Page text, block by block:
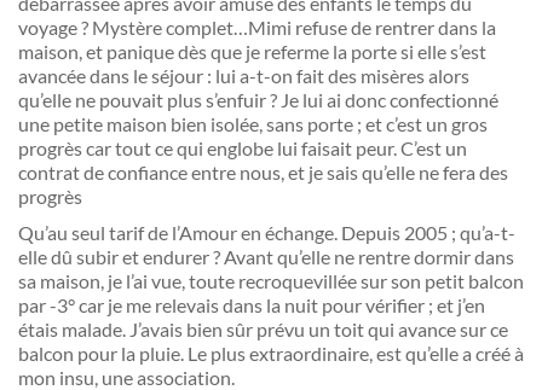
voyage ? Mystère complet…Mimi refuse de rentrer dans la
maison, et panique dès que je referme la porte si elle s’est
avancée dans le séjour : lui a-t-on fait des misères alors
qu’elle ne pouvait plus s’enfuir ? Je lui ai donc confectionné
une petite maison bien isolée, sans porte ; et c’est un gros
progrès car tout ce qui englobe lui faisait peur. C’est un
contrat de confiance entre nous, et je sais qu’elle ne fera des
progrès
Qu’au seul tarif de l’Amour en échange. Depuis 2005 ; qu’a-t-
elle dû subir et endurer ? Avant qu’elle ne rentre dormir dans
sa maison, je l’ai vue, toute recroquevillée sur son petit balcon
par -3° car je me relevais dans la nuit pour vérifier ; et j’en
étais malade. J’avais bien sûr prévu un toit qui avance sur ce
balcon pour la pluie. Le plus extraordinaire, est qu’elle a créé à
mon insu, une association.